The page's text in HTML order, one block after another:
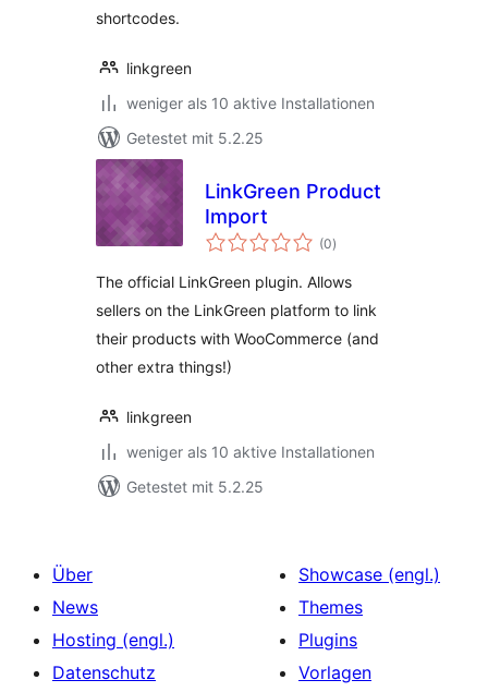
shortcodes.
linkgreen
weniger als 10 aktive Installationen
Getestet mit 5.2.25
LinkGreen Product
Import
(0Bewertungen
insgesamt
)
The official LinkGreen plugin. Allows
sellers on the LinkGreen platform to link
their products with WooCommerce (and
other extra things!)
linkgreen
weniger als 10 aktive Installationen
Getestet mit 5.2.25
Über
News
Hosting (engl.)
Datenschutz
Showcase (engl.)
Themes
Plugins
Vorlagen